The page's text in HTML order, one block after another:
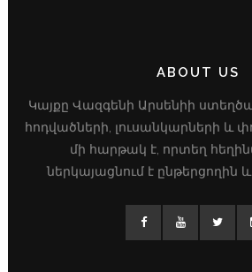
ABOUT US
Կայքը Վազգենի Արսենիի
հոդվածների, լուսանկարների և
մի հարթակ է, որտեղ
ներկայացնում է ընթերցողին